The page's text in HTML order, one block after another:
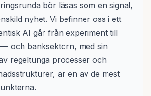
bör läsas som en signal,
nyhet. Vi befinner oss i ett
AI går från experiment till
och banksektorn, med sin
regeltunga processer och
är en av de mest